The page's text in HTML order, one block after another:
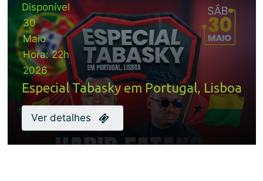
Disponível
30
Maio
Hora:22h
2026
Especial Tabasky em Portugal, Lisboa
Ver detalhes